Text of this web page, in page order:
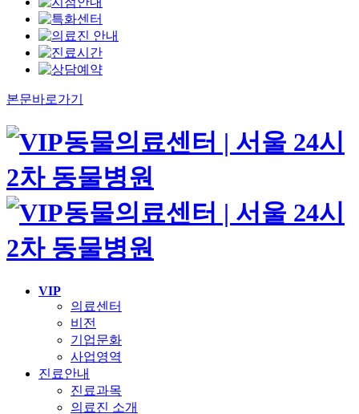
본문바로가기
VIP
의료센터
비전
기업문화
사업영역
진료안내
진료과목
의료진 소개